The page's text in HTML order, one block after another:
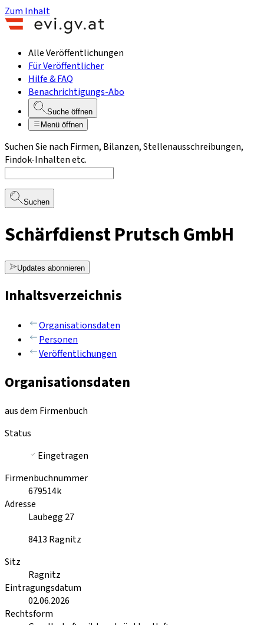
Zum Inhalt
Alle Veröffentlichungen
Für Veröffentlicher
Hilfe & FAQ
Benachrichtigungs-Abo
Suche öffnen
Menü öffnen
Suchen Sie nach Firmen, Bilanzen, Stellenausschreibungen,
Findok-Inhalten etc.
Suchen
Schärfdienst Prutsch GmbH
Updates abonnieren
Inhaltsverzeichnis
Organisationsdaten
Personen
Veröffentlichungen
Organisationsdaten
aus dem Firmenbuch
Status
Eingetragen
Firmenbuchnummer
679514k
Adresse
Laubegg 27
8413 Ragnitz
Sitz
Ragnitz
Eintragungsdatum
02.06.2026
Rechtsform